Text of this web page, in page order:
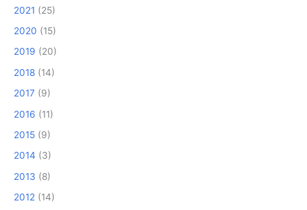
2021 (25)
2020 (15)
2019 (20)
2018 (14)
2017 (9)
2016 (11)
2015 (9)
2014 (3)
2013 (8)
2012 (14)